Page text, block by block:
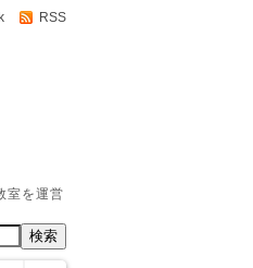
RSS
室を運営